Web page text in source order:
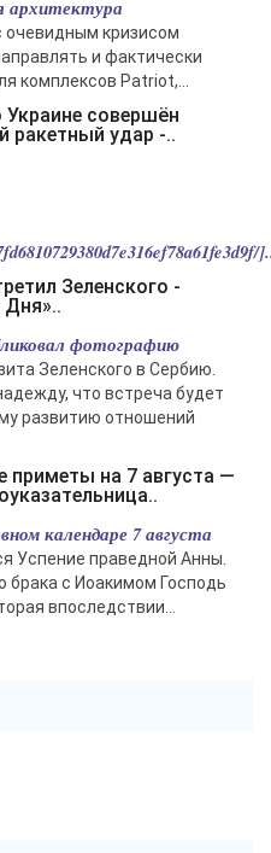
не люблю, когда их дают мне.
архитектура
очевидным кризисом
и фактически
комплексов Patriot,...
ракетный удар -..
фотографию
Зеленского в Сербию.
что встреча будет
развитию отношений
календаре 7 августа
Успение праведной Анны.
брака с Иоакимом Господь
впоследствии...